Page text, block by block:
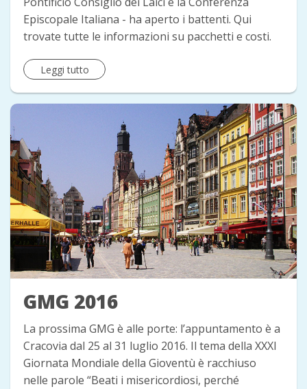
Episcopale Italiana - ha aperto i battenti. Qui
trovate tutte le informazioni su pacchetti e costi.
Leggi tutto
GMG 2016
La prossima GMG è alle porte: l’appuntamento è a
Cracovia dal 25 al 31 luglio 2016. Il tema della XXXI
Giornata Mondiale della Gioventù è racchiuso
nelle parole “Beati i misericordiosi, perché